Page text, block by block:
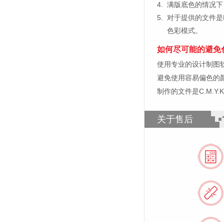
4. 满版底色的情况
5. 对于提供的文件
色彩模式。
如何尽可能的避免
使用专业的设计制图
避免使用容易偏色的
制作的文件是
关于售后